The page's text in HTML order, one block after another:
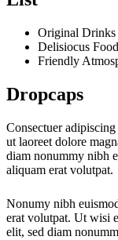
Original Drinks
Delisiocus Food
Friendly
Dropcaps
Consectuer
ut laoreet dolore
diam nonummy nibh
aliquam erat volutpat.
Nonumy nibh
erat volutpat. Ut wisi
elit, sed diam